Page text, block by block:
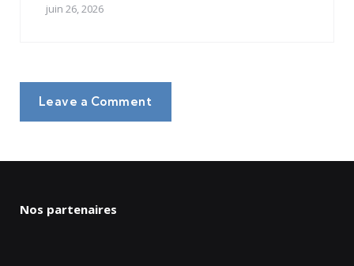
juin 26, 2026
Leave a Comment
Nos partenaires